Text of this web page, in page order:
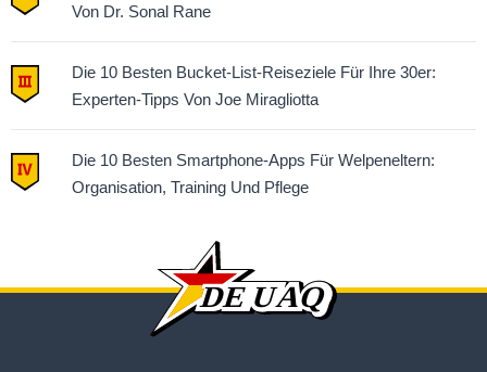
Von Dr. Sonal Rane
Die 10 Besten Bucket-List-Reiseziele Für Ihre 30er:
Experten-Tipps Von Joe Miragliotta
Die 10 Besten Smartphone-Apps Für Welpeneltern:
Organisation, Training Und Pflege